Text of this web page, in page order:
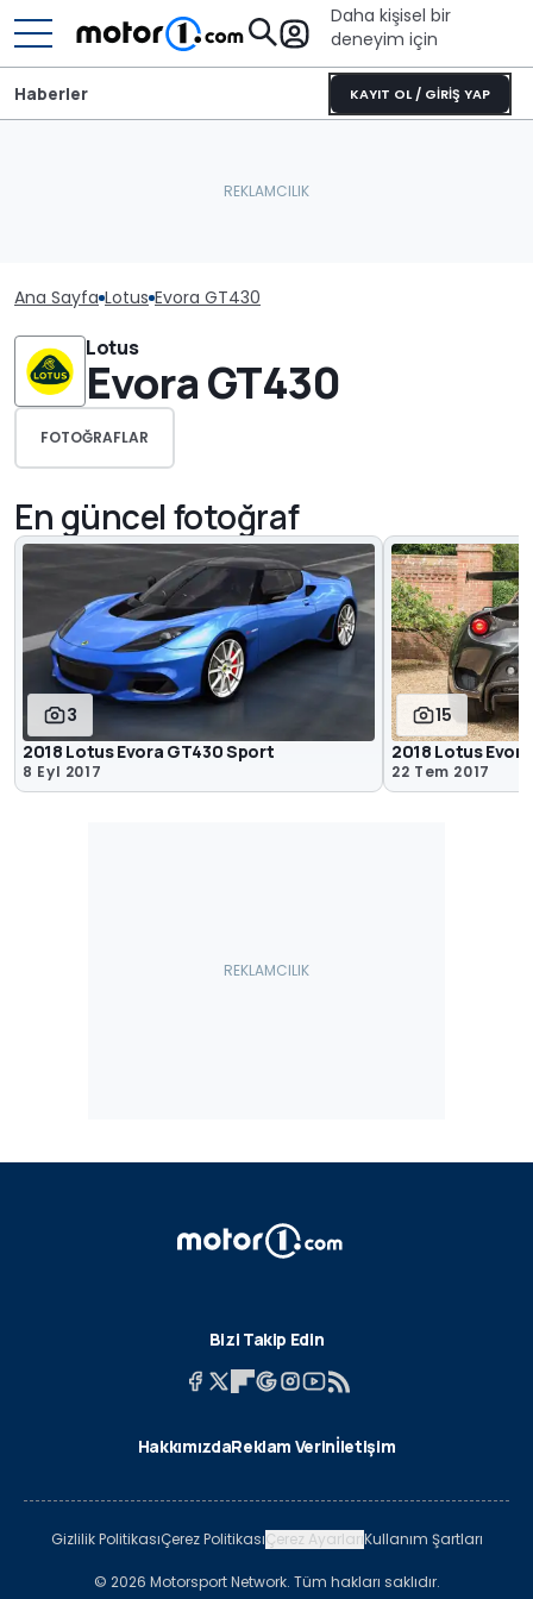
Daha kişisel bir
deneyim için
KAYIT OL / GİRİŞ YAP
Haberler
Ana Sayfa Lotus Evora GT430
Lotus
Evora GT430
FOTOĞRAFLAR
En güncel fotoğraf
3
2018 Lotus Evora GT430 Sport
8 Eyl 2017
15
2018 Lotus
22 Tem 2017
Bizi Takip Edin
HakkımızdaReklam Verinİletişim
Gizlilik PolitikasıÇerez PolitikasıÇerez AyarlarıKullanım Şartları
© 2026 Motorsport Network. Tüm hakları saklıdır.